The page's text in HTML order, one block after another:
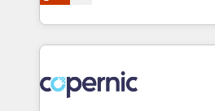
buyers • Use AI to scale smarter Our coaching-led
lasts. So if you're ready to become the most trusted
voice in your market, let’s talk.
the strategy, processes, and
HubSpot into a genuine growth
HubSpot's Global Partner of the
worldwide, and with over 15
Huble has built a track record